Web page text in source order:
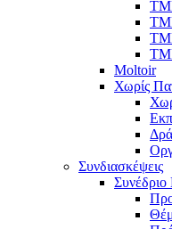
Moltoir
Χωρίς
Συνδιασκέψεις
Συνέδριο